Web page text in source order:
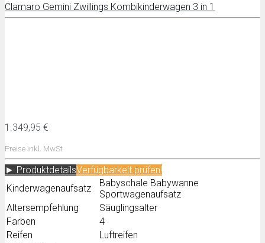
Clamaro Gemini Zwillings Kombikinderwagen 3 in 1
1.349,95 €
Preise inkl. MwSt
► ProduktdetailsVerfügbarkeit prüfen!
Kinderwagenaufsatz
Babyschale Babywanne
Sportwagenaufsatz
Altersempfehlung
Säuglingsalter
Farben
4
Reifen
Luftreifen